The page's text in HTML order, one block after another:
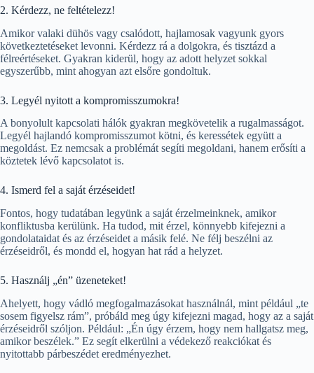
2. Kérdezz, ne feltételezz!
Amikor valaki dühös vagy csalódott, hajlamosak vagyunk gyors
következtetéseket levonni. Kérdezz rá a dolgokra, és tisztázd a
félreértéseket. Gyakran kiderül, hogy az adott helyzet sokkal
egyszerűbb, mint ahogyan azt elsőre gondoltuk.
3. Legyél nyitott a kompromisszumokra!
A bonyolult kapcsolati hálók gyakran megkövetelik a rugalmasságot.
Legyél hajlandó kompromisszumot kötni, és keressétek együtt a
megoldást. Ez nemcsak a problémát segíti megoldani, hanem erősíti a
köztetek lévő kapcsolatot is.
4. Ismerd fel a saját érzéseidet!
Fontos, hogy tudatában legyünk a saját érzelmeinknek, amikor
konfliktusba kerülünk. Ha tudod, mit érzel, könnyebb kifejezni a
gondolataidat és az érzéseidet a másik felé. Ne félj beszélni az
érzéseidről, és mondd el, hogyan hat rád a helyzet.
5. Használj „én” üzeneteket!
Ahelyett, hogy vádló megfogalmazásokat használnál, mint például „te
sosem figyelsz rám”, próbáld meg úgy kifejezni magad, hogy az a saját
érzéseidről szóljon. Például: „Én úgy érzem, hogy nem hallgatsz meg,
amikor beszélek.” Ez segít elkerülni a védekező reakciókat és
nyitottabb párbeszédet eredményezhet.